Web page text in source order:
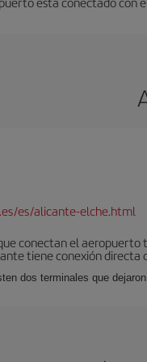
es/alicante-elche.html
conectan el
tiene conexión directa
dos terminales que